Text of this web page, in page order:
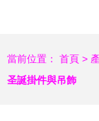
當前位置： 首頁 >
圣誕掛件與吊飾